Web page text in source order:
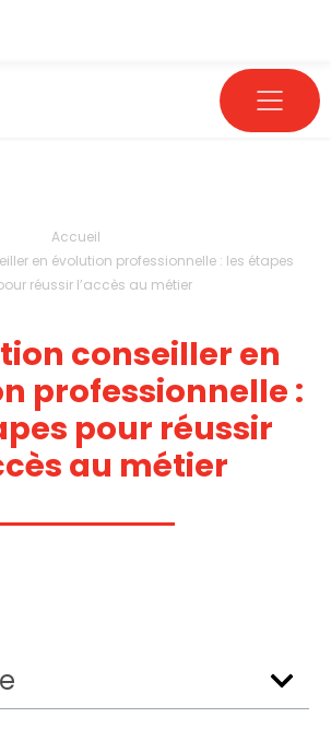
Accueil
en évolution professionnelle : les étapes
réussir l’accès au métier
conseiller en
professionnelle :
pour réussir
au métier